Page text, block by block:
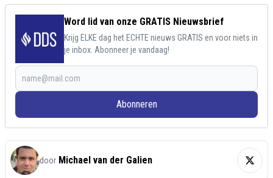
Word lid van onze GRATIS Nieuwsbrief
Krijg ELKE dag het ECHTE nieuws GRATIS en voor niets in
je inbox. Abonneer je vandaag!
Abonneren
door Michael van der Galien